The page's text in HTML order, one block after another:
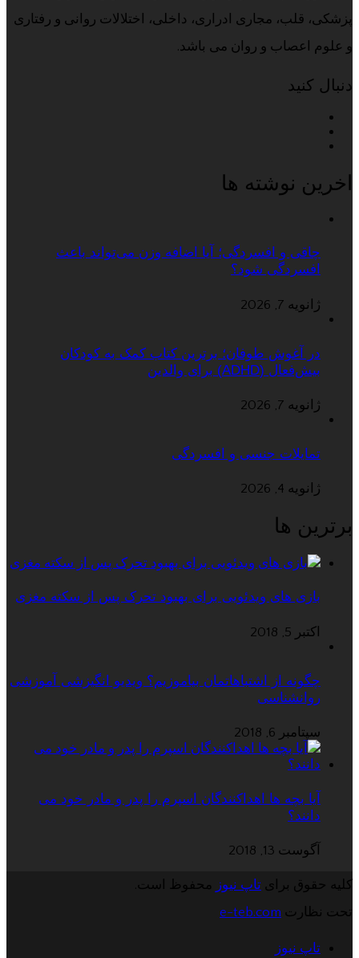
پزشکی، قلب، مجاری ادراری، داخلی، اختلالات روانی و رفتاری
و علوم اعصاب و روان می باشد.
دنبال کنید
اخرین نوشته ها
چاقی و افسردگی؛ آیا اضافه وزن می‌تواند باعث
افسردگی شود؟
ژانویه 7, 2026
در آغوش طوفان؛ برترین کتاب کمک به کودکان
بیش‌فعال (ADHD) برای والدین
ژانویه 7, 2026
تمایلات جنسی و افسردگی
ژانویه 4, 2026
برترین ها
بازی های ویدئویی برای بهبود تحرک پس از سکته مغزی
اکتبر 5, 2018
چگونه از اشتباهاتمان بیاموزیم؟ ویدیو انگیزشی آموزشی
روانشناسی
سپتامبر 6, 2018
آیا بچه ها اهداکنندگان اسپرم را پدر و مادر خود می
دانند؟
آگوست 13, 2018
کلیه حقوق برای تاپ نیوز
محفوظ است.
تحت نظارت e-teb.com
تاپ نیوز